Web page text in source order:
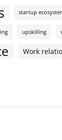
startup
upskilling
Work